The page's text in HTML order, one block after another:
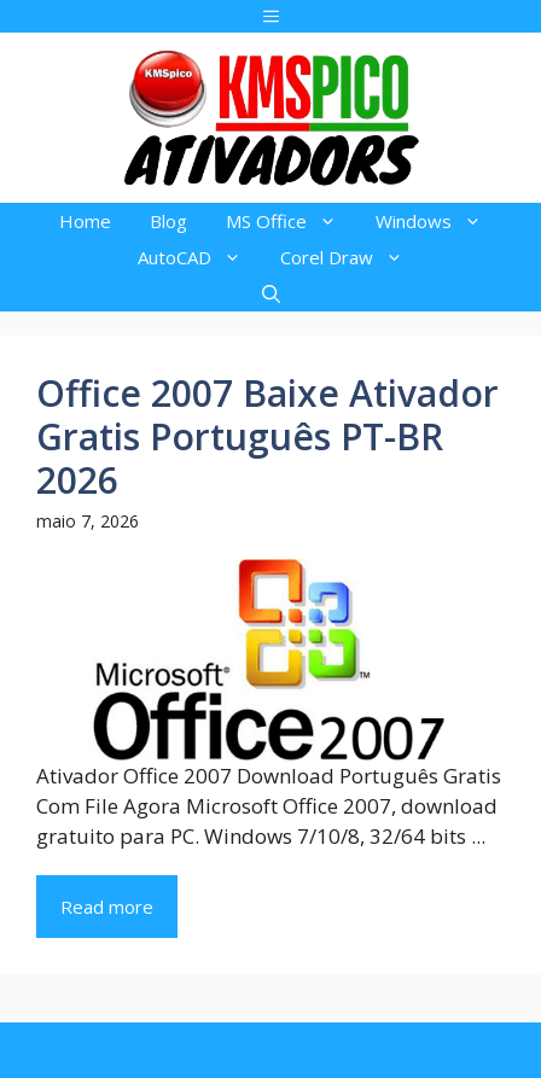
Menu
Home Blog MS Office
Windows
AutoCAD
Corel Draw
Office 2007 Baixe Ativador
Gratis Português PT-BR
2026
maio 7, 2026
Ativador Office 2007 Download Português Gratis
Com File Agora Microsoft Office 2007, download
gratuito para PC. Windows 7/10/8, 32/64 bits ...
Read more